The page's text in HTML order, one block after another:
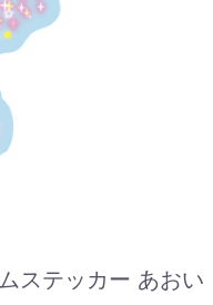
ステッカー あおい